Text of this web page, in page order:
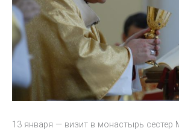
13 января — визит в монастырь сестер